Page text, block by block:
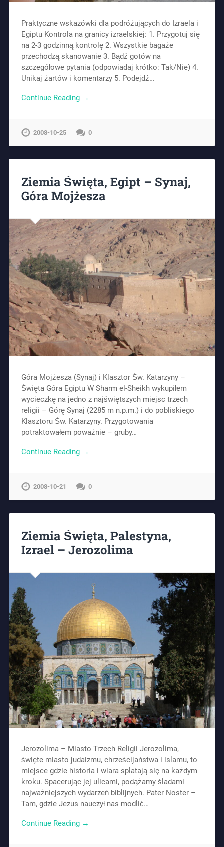
Praktyczne wskazówki dla podróżujących do Izraela i
Egiptu Kontrola na granicy izraelskiej: 1. Przygotuj się
na 2-3 godzinną kontrolę 2. Wszystkie bagaże
przechodzą skanowanie 3. Bądź gotów na
szczegółowe pytania (odpowiadaj krótko: Tak/Nie) 4.
Unikaj żartów i komentarzy 5. Podejdź…
Continue Reading →
2008-10-25 0
Ziemia Święta, Egipt – Synaj,
Góra Mojżesza
Góra Mojżesza (Synaj) i Klasztor Św. Katarzyny –
Święta Góra Egiptu W Sharm el-Sheikh wykupiłem
wycieczkę na jedno z najświętszych miejsc trzech
religii – Górę Synaj (2285 m n.p.m.) i do pobliskiego
Klasztoru Św. Katarzyny. Przygotowania
potraktowałem poważnie – gruby…
Continue Reading →
2008-10-21 0
Ziemia Święta, Palestyna,
Izrael – Jerozolima
Jerozolima – Miasto Trzech Religii Jerozolima,
święte miasto judaizmu, chrześcijaństwa i islamu, to
miejsce gdzie historia i wiara splatają się na każdym
kroku. Spacerując jej ulicami, podążamy śladami
najważniejszych wydarzeń biblijnych. Pater Noster –
Tam, gdzie Jezus nauczył nas modlić…
Continue Reading →